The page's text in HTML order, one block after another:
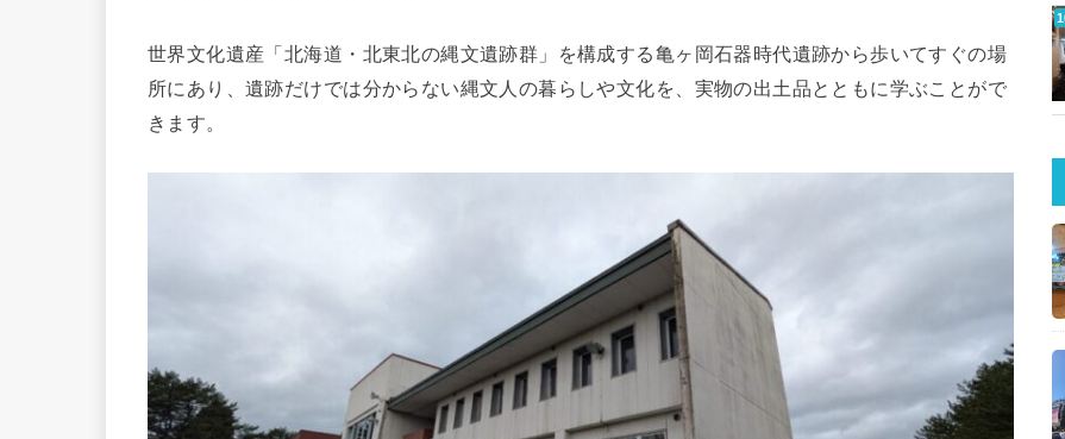
世界文化遺産「北海道・北東北の縄文遺跡群」を構成する亀ヶ岡石器時代遺跡から歩いてすぐの場
所にあり、遺跡だけでは分からない縄文人の暮らしや文化を、実物の出土品とともに学ぶことがで
きます。